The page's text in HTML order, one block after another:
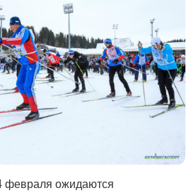
февраля ожидаются